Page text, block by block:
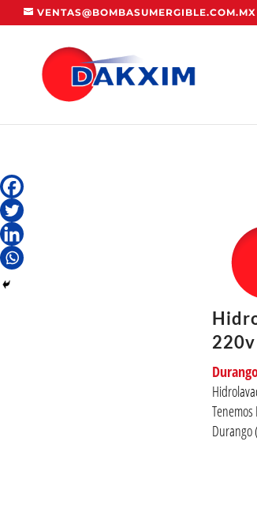
VENTAS@BOMBASUMERGIBLE.COM.MX
Durango